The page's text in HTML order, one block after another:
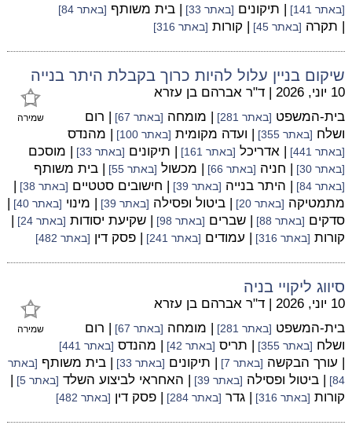
[באתר 141] | תיקונים [באתר 33] | בית משותף [באתר 84]
| תקרה [באתר 45] | קורות [באתר 316]
שיקום בניין עלול להיות כרוך בקבלת היתר בנייה
שמירה
10 יוני, 2026 | ד"ר אברהם בן עזרא
בית-המשפט [באתר 281] | מומחה [באתר 67]
| רום
ושלח [באתר 355] | ועדה מקומית [באתר 100] | מהנדס
[באתר 441] | אדריכל [באתר 161] | תיקונים [באתר 33] | מוסכם
[באתר 30] | חניה [באתר 66] | מכשול [באתר 55] | בית משותף
[באתר 84] | היתר בנייה [באתר 39] | חישובים סטטיים [באתר 38]
|
מתמטיקה [באתר 20] | ביטול ופסילה [באתר 39] | מינוי [באתר 40]
|
סדקים [באתר 88] | שברים [באתר 98] | שקיעת יסודות [באתר 24]
|
קורות [באתר 316] | עמודים [באתר 241] | פסק דין [באתר 482]
סיווג ליקויי בניה
שמירה
10 יוני, 2026 | ד"ר אברהם בן עזרא
בית-המשפט [באתר 281] | מומחה [באתר 67]
| רום
ושלח [באתר 355] | תריס [באתר 42] | מהנדס [באתר 441]
| עורך הבקשה [באתר 7] | תיקונים [באתר 33] | בית משותף [באתר
84]
| ביטול ופסילה [באתר 39] | האחראי לביצוע השלד [באתר 5]
|
קורות [באתר 316] | גדר [באתר 284] | פסק דין [באתר 482]